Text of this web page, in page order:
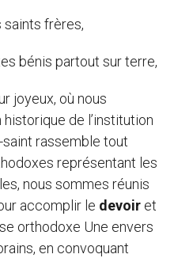
frères,
bénis partout sur terre,
joyeux, où nous
de l’institution
saint rassemble tout
représentant les
nous sommes réunis
accomplir le devoir et
orthodoxe Une envers
en convoquant